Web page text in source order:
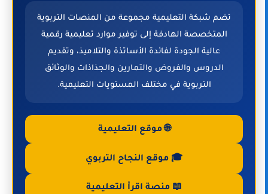
تضم شبكة التعليمية مجموعة من المنصات التربوية
المتخصصة الهادفة إلى توفير موارد تعليمية رقمية
عالية الجودة لفائدة الأساتذة والتلاميذ، وتقديم
الدروس والفروض والتمارين والجذاذات والوثائق
التربوية في مختلف المستويات التعليمية.
🌐 موقع التعليمية
🎓 موقع النجاح التربوي
📖 منصة اقرأ التعليمية